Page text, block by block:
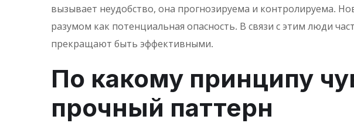
вызывает неудобство, она прогнозируема и контролируема.
разумом как потенциальная опасность. В связи с этим люди
прекращают быть эффективными.
По какому принципу
прочный паттерн